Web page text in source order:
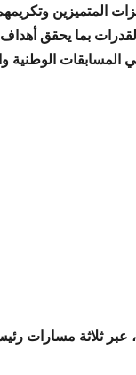
المتميزين
القدرات بما يحقق
الوطنية
عبر ثلاثة مسارات